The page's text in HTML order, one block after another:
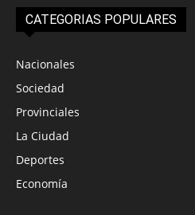
CATEGORIAS POPULARES
Nacionales
Sociedad
Provinciales
La Ciudad
Deportes
Economía